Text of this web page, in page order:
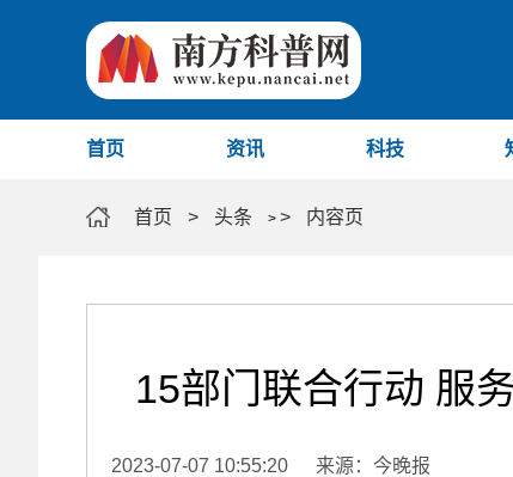
首页 资讯 科技
首页 > 头条 > > 内容页
15部门联合行动 服
2023-07-07 10:55:20 来源：今晚报